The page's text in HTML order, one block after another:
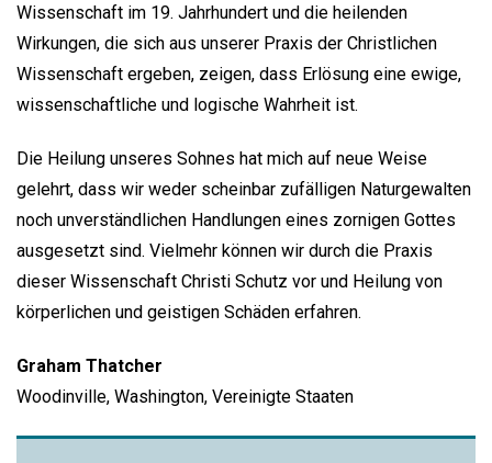
Wissenschaft im 19. Jahrhundert und die heilenden
Wirkungen, die sich aus unserer Praxis der Christlichen
Wissenschaft ergeben, zeigen, dass Erlösung eine ewige,
wissenschaftliche und logische Wahrheit ist.
Die Heilung unseres Sohnes hat mich auf neue Weise
gelehrt, dass wir weder scheinbar zufälligen Naturgewalten
noch unverständlichen Handlungen eines zornigen Gottes
ausgesetzt sind. Vielmehr können wir durch die Praxis
dieser Wissenschaft Christi Schutz vor und Heilung von
körperlichen und geistigen Schäden erfahren.
Graham Thatcher
Woodinville, Washington, Vereinigte Staaten